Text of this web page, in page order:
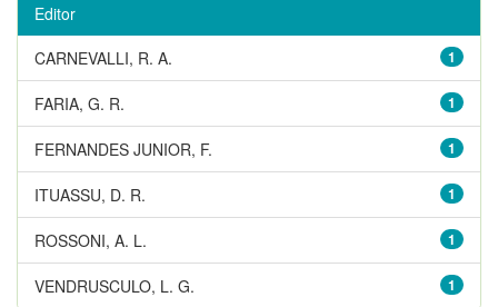
Editor
1
CARNEVALLI, R. A.
1
FARIA, G. R.
1
FERNANDES JUNIOR, F.
1
ITUASSU, D. R.
1
ROSSONI, A. L.
1
VENDRUSCULO, L. G.